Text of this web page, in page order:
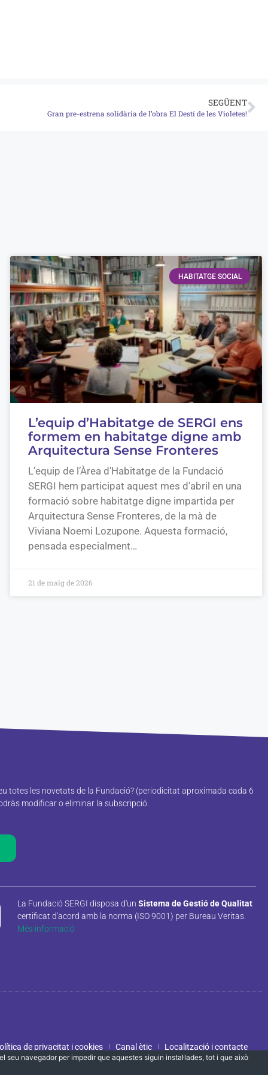
SEGÜENT
Gran pre-estrena solidària de l’obra El Destí de les Violetes!
HABITATGE SOCIAL
L’equip d’Habitatge de SERGI ens
formem en habitatge digne amb
Arquitectura Sense Fronteres
L’equip de l’Àrea d’Habitatge de la Fundació
SERGI hem participat aquest mes d’abril en una
formació sobre habitatge digne impartida per
Arquitectura Sense Fronteres, de la mà de
Viviana Noemi Lozupone. Aquesta formació,
pensada especialment…
21 de maig de 2026
totes les novetats de la Fundació? (periodicitat aproximada cada 6
modificar o eliminar la subscripció.
La Fundació SERGI disposa d'un Sistema de Gestió de Qualitat
certificat d'acord amb la norma (ISO 9001) per Bureau Veritas.
Més informació
de privacitat i cookies Canal ètic Localització i contacte
navegador per impedir que aquestes siguin instal·lades, tot i que això